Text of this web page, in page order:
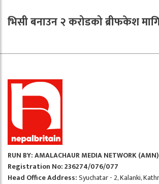
भिसी बनाउन २ करोडको ब्रीफकेश
RUN BY: AMALACHAUR MEDIA NETWORK (AMN)
Registration No: 236274/076/077
Head Office Address:Syuchatar - 2, Kalanki,